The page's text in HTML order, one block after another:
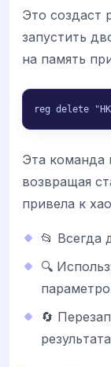
Это создаст
запустить
на память
reg delete
Эта команда
возвращая
привела к
📂 Всегда
🔍
🔄